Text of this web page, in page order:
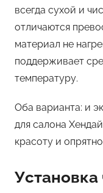
всегда сухой и
отличаются
материал не
поддерживает
температуру.
Оба варианта: и
для салона
красоту и
Установка